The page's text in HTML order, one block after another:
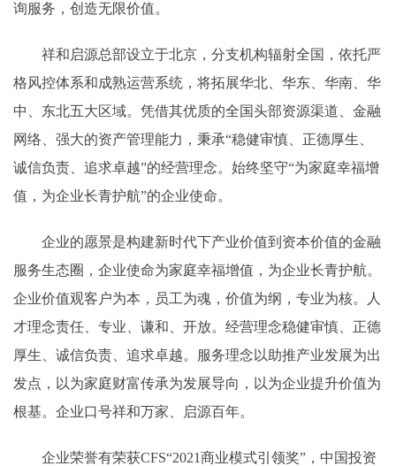
询服务，创造无限价值。
祥和启源总部设立于北京，分支机构辐射全国，依托严
格风控体系和成熟运营系统，将拓展华北、华东、华南、华
中、东北五大区域。凭借其优质的全国头部资源渠道、金融
网络、强大的资产管理能力，秉承“稳健审慎、正德厚生、
诚信负责、追求卓越”的经营理念。始终坚守“为家庭幸福增
值，为企业长青护航”的企业使命。
企业的愿景是构建新时代下产业价值到资本价值的金融
服务生态圈，企业使命为家庭幸福增值，为企业长青护航。
企业价值观客户为本，员工为魂，价值为纲，专业为核。人
才理念责任、专业、谦和、开放。经营理念稳健审慎、正德
厚生、诚信负责、追求卓越。服务理念以助推产业发展为出
发点，以为家庭财富传承为发展导向，以为企业提升价值为
根基。企业口号祥和万家、启源百年。
企业荣誉有荣获CFS“2021商业模式引领奖”，中国投资